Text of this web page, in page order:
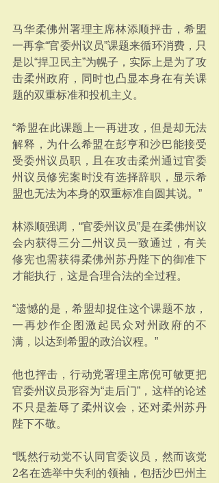
马华柔佛州署理主席林添顺抨击，希盟
一再拿“官委州议员”课题来循环消费，只
是以“捍卫民主”为幌子，实际上是为了攻
击柔州政府，同时也凸显本身在有关课
题的双重标准和投机主义。
“希盟在此课题上一再进攻，但是却无法
解释，为什么希盟在彭亨和沙巴能接受
受委州议员职，且在攻击柔州通过官委
州议员修宪案时没有选择辞职，显示希
盟也无法为本身的双重标准自圆其说。”
林添顺强调，“官委州议员”是在柔佛州议
会内获得三分二州议员一致通过，有关
修宪也需获得柔佛州苏丹陛下的御准下
才能执行，这是合理合法的全过程。
“遗憾的是，希盟却捉住这个课题不放，
一再炒作企图激起民众对州政府的不
满，以达到希盟的政治议程。”
他也抨击，行动党署理主席倪可敏更把
官委州议员形容为“走后门”，这样的论述
不只是羞辱了柔州议会，还对柔州苏丹
陛下不敬。
“既然行动党不认同官委议员，然而该党
2名在选举中失利的领袖，包括沙巴州主